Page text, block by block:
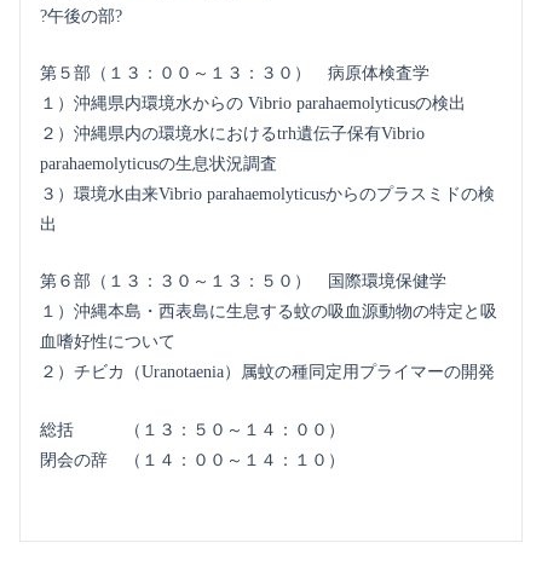
?午後の部?
第５部（１３：００～１３：３０） 病原体検査学
１）沖縄県内環境水からの Vibrio parahaemolyticusの検出
２）沖縄県内の環境水におけるtrh遺伝子保有Vibrio
parahaemolyticusの生息状況調査
３）環境水由来Vibrio parahaemolyticusからのプラスミドの検
出
第６部（１３：３０～１３：５０） 国際環境保健学
１）沖縄本島・西表島に生息する蚊の吸血源動物の特定と吸
血嗜好性について
２）チビカ（Uranotaenia）属蚊の種同定用プライマーの開発
総括 （１３：５０～１４：００）
閉会の辞 （１４：００～１４：１０）